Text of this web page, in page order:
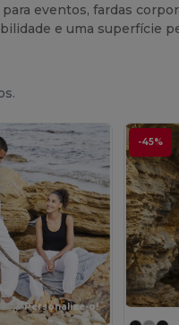
eventos, fardas
e uma superfície
Personalize-o!
-45%